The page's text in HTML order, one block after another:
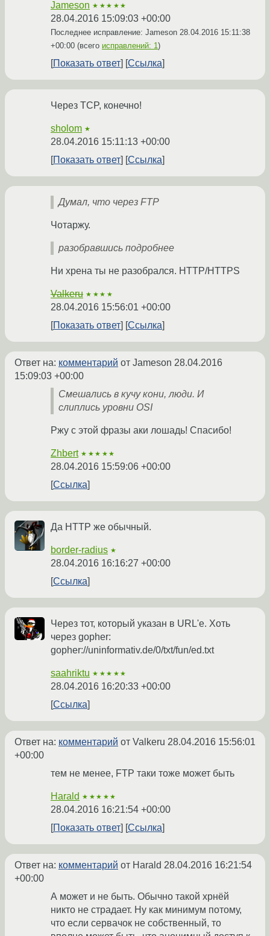
Jameson ★★★★★
28.04.2016 15:09:03 +00:00
Последнее исправление: Jameson 28.04.2016 15:11:38
+00:00 (всего исправлений: 1)
Показать ответ Ссылка
Через TCP, конечно!
sholom ★
28.04.2016 15:11:13 +00:00
Показать ответ
Ссылка
Думал, что через FTP
Чотаржу.
разобравшись подробнее
Ни хрена ты не разобрался. HTTP/HTTPS
Valkeru ★★★★
28.04.2016 15:56:01 +00:00
Показать ответ
Ссылка
Ответ на: комментарий от Jameson 28.04.2016
15:09:03 +00:00
Смешались в кучу кони, люди. И
слиплись уровни OSI
Ржу с этой фразы аки лошадь! Спасибо!
Zhbert ★★★★★
28.04.2016 15:59:06 +00:00
Ссылка
Да HTTP же обычный.
border-radius ★
28.04.2016 16:16:27 +00:00
Ссылка
Через тот, который указан в URL'е. Хоть
через gopher:
gopher://uninformativ.de/0/txt/fun/ed.txt
saahriktu ★★★★★
28.04.2016 16:20:33 +00:00
Ссылка
Ответ на: комментарий от Valkeru 28.04.2016 15:56:01
+00:00
тем не менее, FTP таки тоже может быть
Harald ★★★★★
28.04.2016 16:21:54 +00:00
Показать ответ
Ссылка
Ответ на: комментарий от Harald 28.04.2016 16:21:54
+00:00
А может и не быть. Обычно такой хрнёй
никто не страдает. Ну как минимум потому,
что если сервачок не собственный, то